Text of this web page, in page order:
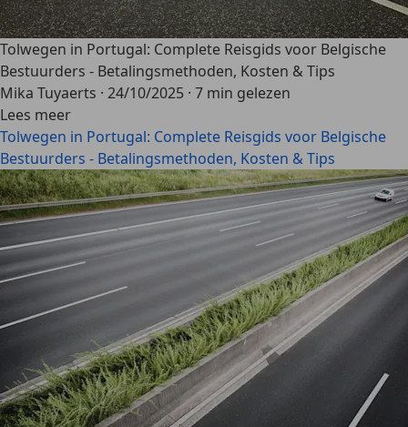
Tolwegen in Portugal: Complete Reisgids voor Belgische
Bestuurders - Betalingsmethoden, Kosten & Tips
Mika Tuyaerts · 24/10/2025 · 7 min gelezen
Lees meer
Tolwegen in Portugal: Complete Reisgids voor Belgische
Bestuurders - Betalingsmethoden, Kosten & Tips